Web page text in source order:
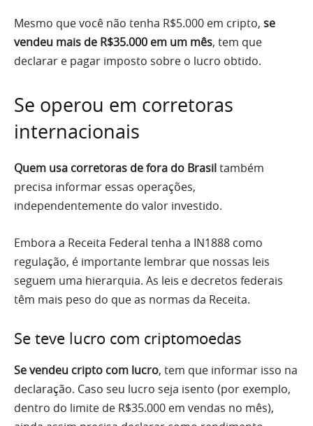
Mesmo que você não tenha R$5.000 em cripto, se
vendeu mais de R$35.000 em um mês, tem que
declarar e pagar imposto sobre o lucro obtido.
Se operou em corretoras
internacionais
Quem usa corretoras de fora do Brasiltambém
precisa informar essas operações,
independentemente do valor investido.
Embora a Receita Federal tenha a IN1888 como
regulação, é importante lembrar que nossas leis
seguem uma hierarquia. As leis e decretos federais
têm mais peso do que as normas da Receita.
Se teve lucro com criptomoedas
Se vendeu cripto com lucro, tem que informar isso na
declaração. Caso seu lucro seja isento (por exemplo,
dentro do limite de R$35.000 em vendas no mês),